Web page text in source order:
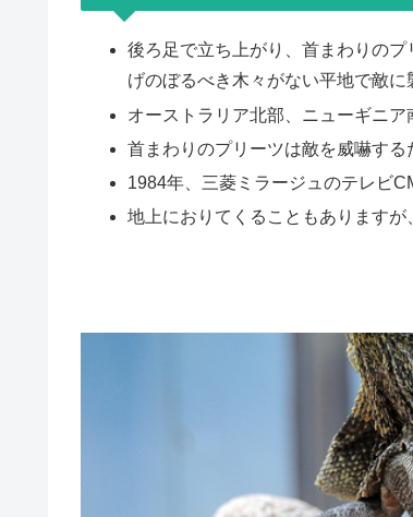
後ろ足で立ち上がり、首まわりの
げのぼるべき木々がない平地で敵に
オーストラリア北部、ニューギニ
首まわりのプリーツは敵を威嚇する
1984年、三菱ミラージュのテレビ
地上におりてくることもありますが